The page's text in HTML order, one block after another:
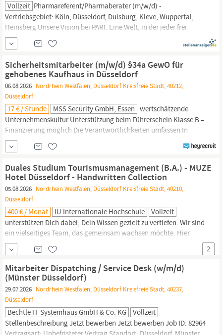
Vollzeit Pharmareferent/Pharmaberater (m/w/d) -
Vertriebsgebiet: Köln, Düsseldorf, Duisburg, Kleve, Wuppertal,
Heinsberg Unsere Vision bei PARI: Eine Welt, in der jeder frei
atmen kann! Mit Leidenschaft setzen wir als innovatives
Medizintechnik- und Pharmaunternehmen neue Maßstäbe in der
Inhalationstechnologie. Unterstützen Sie gemeinsam mit uns
Menschen mit...
Sicherheitsmitarbeiter (m/w/d) §34a GewO für
gehobenes Kaufhaus in Düsseldorf
06.08.2026 Nordrhein Westfalen, Düsseldorf Kreisfreie Stadt, 40212,
Düsseldorf
17 € / Stunde MSS Security GmbH, Essen wertschätzende
Unternehmenskultur Unterstützung beim Führerschein Klasse B –
Finanzierung möglich Die Verantwortlichkeiten umfassen In
dieser Position übernimmst du verantwortungsvolle Aufgaben in
einem sehr eleganten Kaufhaus in
Kontrollrunden im
Duales Studium Tourismusmanagement (B.A.) - MUZE
Hotel Düsseldorf - Handwritten Collection
05.08.2026 Nordrhein Westfalen, Düsseldorf Kreisfreie Stadt, 40210,
Düsseldorf
400 € / Monat IU Internationale Hochschule
Vollzeit
unterstützen Dich dabei, Dein Wissen gezielt zu vertiefen. Wir sind
ein vielseitiges Team, das gemeinsam wachsen möchte. Hier
kannst Du Deine eigenen Ideen einbringen und dieses noch relativ
junge Hotel mitgestalten. Nach der Arbeit genießen wir
gemeinsam Drinks oder leckeres Essen mit Blick über
Düsseldorf.
Wir sind ein multikulturelles und diverses...
2
Mitarbeiter Dispatching / Service Desk (w/m/d)
(Münster Düsseldorf)
29.07.2026 Nordrhein Westfalen, Düsseldorf Kreisfreie Stadt, 40237,
Düsseldorf
Bechtle IT-Systemhaus GmbH & Co. KG
Vollzeit
Stellenbeschreibung Jetzt bewerben Jetzt bewerben Job ID: 82964